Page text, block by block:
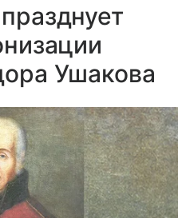
Ушакова